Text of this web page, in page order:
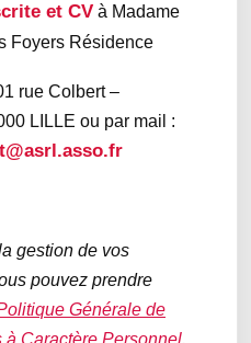
et CV à Madame
Foyers Résidence
rue Colbert –
LILLE ou par mail :
gestion de vos
pouvez prendre
Générale de
Caractère Personnel.